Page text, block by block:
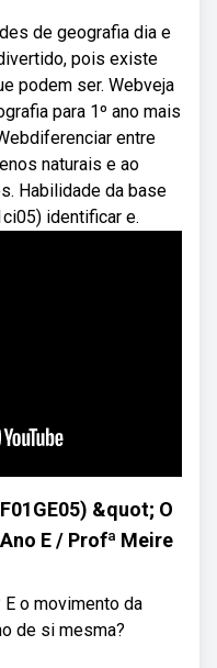
de geografia dia e
pois existe
podem ser. Webveja
para 1º ano mais
entre
naturais e ao
Habilidade da base
identificar e.
&quot; O
E / Profª Meire
o movimento da
de si mesma?